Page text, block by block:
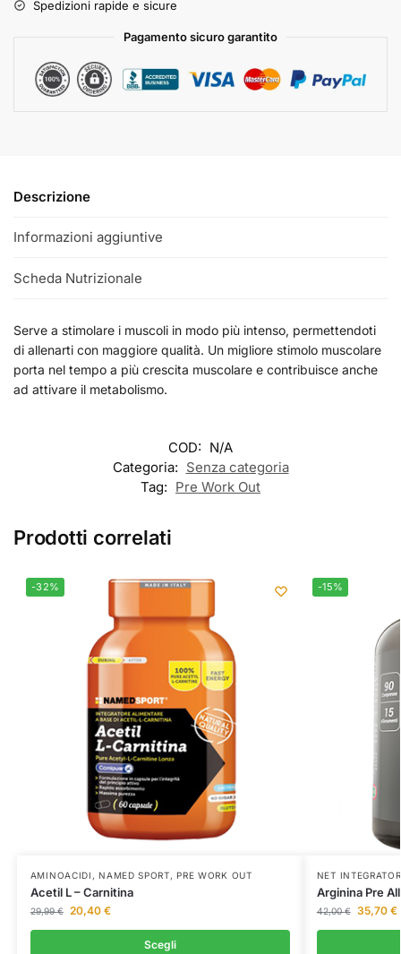
Spedizioni rapide e sicure
Pagamento sicuro garantito
Descrizione
Informazioni aggiuntive
Scheda Nutrizionale
Serve a stimolare i muscoli in modo più intenso, permettendoti
di allenarti con maggiore qualità. Un migliore stimolo muscolare
porta nel tempo a più crescita muscolare e contribuisce anche
ad attivare il metabolismo.
COD: N/A
Categoria: Senza categoria
Tag: Pre Work Out
Prodotti correlati
-32%
AMINOACIDI , NAMED SPORT, PRE WORK OUT
Acetil L – Carnitina
29,99€ 20,40 €
Scegli
-15%
NET
Arginina Pre
42,00€ 35,70 €